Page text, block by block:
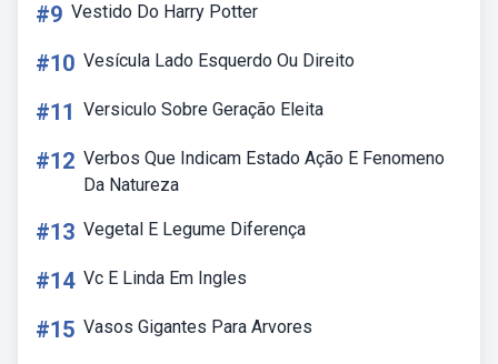
#9 Vestido Do Harry Potter
#10 Vesícula Lado Esquerdo Ou Direito
#11 Versiculo Sobre Geração Eleita
#12 Verbos Que Indicam Estado Ação E Fenomeno
Da Natureza
#13 Vegetal E Legume Diferença
#14 Vc E Linda Em Ingles
#15 Vasos Gigantes Para Arvores